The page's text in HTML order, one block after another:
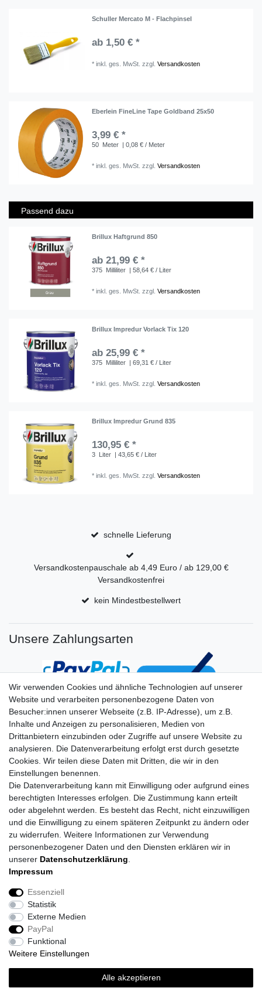
Schuller Mercato M - Flachpinsel
ab 1,50 € *
*inkl. ges. MwSt. zzgl.Versandkosten
Eberlein FineLine Tape Goldband 25x50
3,99 € *
50 Meter | 0,08 € / Meter
*inkl. ges. MwSt. zzgl.Versandkosten
Passend dazu
Brillux Haftgrund 850
ab 21,99 € *
375 Milliliter | 58,64 € / Liter
*inkl. ges. MwSt. zzgl.Versandkosten
Brillux Impredur Vorlack Tix 120
ab 25,99 € *
375 Milliliter | 69,31 € / Liter
*inkl. ges. MwSt. zzgl.Versandkosten
Brillux Impredur Grund 835
130,95 € *
3 Liter | 43,65 € / Liter
*inkl. ges. MwSt. zzgl.Versandkosten
schnelle Lieferung
Versandkostenpauschale ab 4,49 Euro / ab 129,00 €
Versandkostenfrei
kein Mindestbestellwert
Unsere Zahlungsarten
Impressum
Barrierefreiheitserklärung
Versandkosten
Wir verwenden Cookies und ähnliche Technologien auf unserer
Website und verarbeiten personenbezogene Daten von
Besucher:innen unserer Webseite (z.B. IP-Adresse), um z.B.
Inhalte und Anzeigen zu personalisieren, Medien von
Drittanbietern einzubinden oder Zugriffe auf unsere Website zu
analysieren. Die Datenverarbeitung erfolgt erst durch gesetzte
Cookies. Wir teilen diese Daten mit Dritten, die wir in den
Einstellungen benennen.
Die Datenverarbeitung kann mit Einwilligung oder aufgrund eines
berechtigten Interesses erfolgen. Die Zustimmung kann erteilt
oder abgelehnt werden. Es besteht das Recht, nicht einzuwilligen
und die Einwilligung zu einem späteren Zeitpunkt zu ändern oder
zu widerrufen. Weitere Informationen zur Verwendung
personenbezogener Daten und den Diensten erklären wir in
unserer Daten­schutz­erklärung
Impressum
Essenziell
Statistik
Externe Medien
PayPal
Funktional
Weitere Einstellungen
Alle akzeptieren